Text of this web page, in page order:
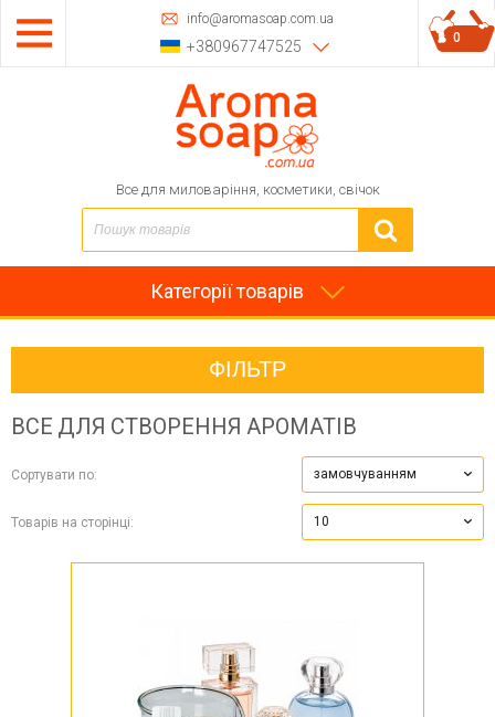
info@aromasoap.com.ua
+380967747525
Все для миловаріння, косметики, свічок
0
Категорії товарів
ФІЛЬТР
ВСЕ ДЛЯ СТВОРЕННЯ АРОМАТІВ
Сортувати по: замовчуванням
Товарів на сторінці: 10